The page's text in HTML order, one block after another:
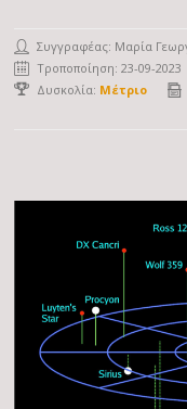
Συγγραφέας: Μαρία
Τροποποίηση: 23-09-2023
Δυσκολία: Μέτριο